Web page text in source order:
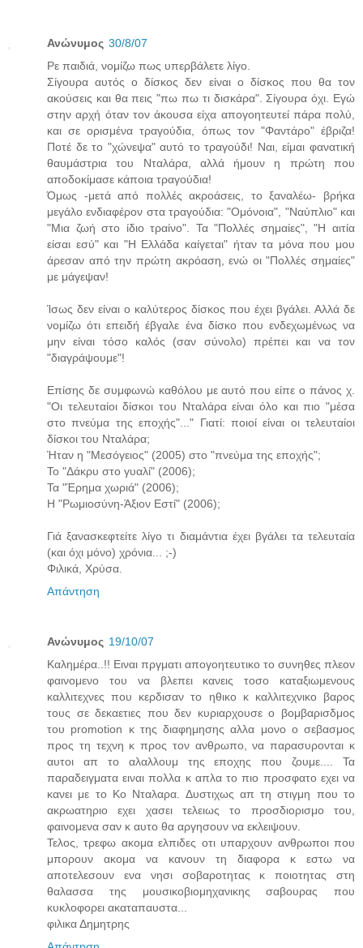
Ανώνυμος 30/8/07
Ρε παιδιά, νομίζω πως υπερβάλετε λίγο.
Σίγουρα αυτός ο δίσκος δεν είναι ο δίσκος που θα τον
ακούσεις και θα πεις "πω πω τι δισκάρα". Σίγουρα όχι. Εγώ
στην αρχή όταν τον άκουσα είχα απογοητευτεί πάρα πολύ,
και σε ορισμένα τραγούδια, όπως τον "Φαντάρο" έβριζα!
Ποτέ δε το "χώνεψα" αυτό το τραγούδι! Ναι, είμαι φανατική
θαυμάστρια του Νταλάρα, αλλά ήμουν η πρώτη που
αποδοκίμασε κάποια τραγούδια!
Όμως -μετά από πολλές ακροάσεις, το ξαναλέω- βρήκα
μεγάλο ενδιαφέρον στα τραγούδια: "Ομόνοια", "Ναύπλιο" και
"Μια ζωή στο ίδιο τραίνο". Τα "Πολλές σημαίες", "Η αιτία
είσαι εσύ" και "Η Ελλάδα καίγεται" ήταν τα μόνα που μου
άρεσαν από την πρώτη ακρόαση, ενώ οι "Πολλές σημαίες"
με μάγεψαν!
Ίσως δεν είναι ο καλύτερος δίσκος που έχει βγάλει. Αλλά δε
νομίζω ότι επειδή έβγαλε ένα δίσκο που ενδεχωμένως να
μην είναι τόσο καλός (σαν σύνολο) πρέπει και να τον
"διαγράψουμε"!
Επίσης δε συμφωνώ καθόλου με αυτό που είπε ο πάνος χ.
"Οι τελευταίοι δίσκοι του Νταλάρα είναι όλο και πιο "μέσα
στο πνεύμα της εποχής"..." Γιατί: ποιοί είναι οι τελευταίοι
δίσκοι του Νταλάρα;
Ήταν η "Μεσόγειος" (2005) στο "πνεύμα της εποχής";
Το "Δάκρυ στο γυαλί" (2006);
Τα "Έρημα χωριά" (2006);
Η "Ρωμιοσύνη-Άξιον Εστί" (2006);
Γιά ξανασκεφτείτε λίγο τι διαμάντια έχει βγάλει τα τελευταία
(και όχι μόνο) χρόνια... ;-)
Φιλικά, Χρύσα.
Απάντηση
Ανώνυμος 19/10/07
Καλημέρα..!! Ειναι πργματι απογοητευτικο το συνηθες πλεον
φαινομενο του να βλεπει κανεις τοσο καταξιωμενους
καλλιτεχνες που κερδισαν το ηθικο κ καλλιτεχνικο βαρος
τους σε δεκαετιες που δεν κυριαρχουσε ο βομβαρισδμος
του promotion κ της διαφημησης αλλα μονο ο σεβασμος
προς τη τεχνη κ προς τον ανθρωπο, να παρασυρονται κ
αυτοι απ το αλαλλουμ της εποχης που ζουμε.... Τα
παραδειγματα ειναι πολλα κ απλα το πιο προσφατο εχει να
κανει με το Κο Νταλαρα. Δυστιχως απ τη στιγμη που το
ακρωατηριο εχει χασει τελειως το προσδιορισμο του,
φαινομενα σαν κ αυτο θα αργησουν να εκλειψουν.
Τελος, τρεφω ακομα ελπιδες οτι υπαρχουν ανθρωποι που
μπορουν ακομα να κανουν τη διαφορα κ εστω να
αποτελεσουν ενα νησι σοβαροτητας κ ποιοτητας στη
θαλασσα της μουσικοβιομηχανικης σαβουρας που
κυκλοφορει ακαταπαυστα...
φιλικα Δημητρης